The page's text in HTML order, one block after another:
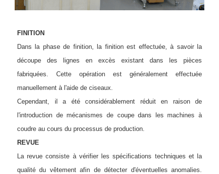
i
FINITION
Dans la phase de finition, la finition est effectuée, à savoir la
découpe des lignes en excès existant dans les pièces
fabriquées. Cette opération est généralement effectuée
manuellement à l'aide de ciseaux.
Cependant, il a été considérablement réduit en raison de
l'introduction de mécanismes de coupe dans les machines à
coudre au cours du processus de production.
REVUE
La revue consiste à vérifier les spécifications techniques et la
qualité du vêtement afin de détecter d'éventuelles anomalies.